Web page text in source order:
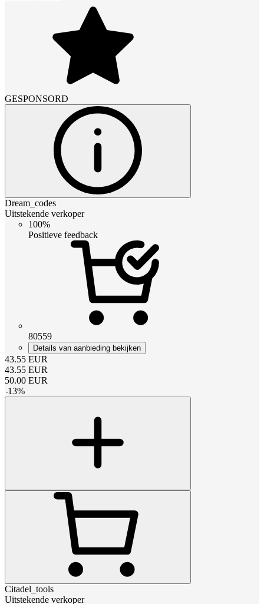
GESPONSORD
Dream_codes
Uitstekende verkoper
100%
Positieve feedback
80559
Details van aanbieding bekijken
43.55 EUR
43.55 EUR
50.00 EUR
-13%
Citadel_tools
Uitstekende verkoper